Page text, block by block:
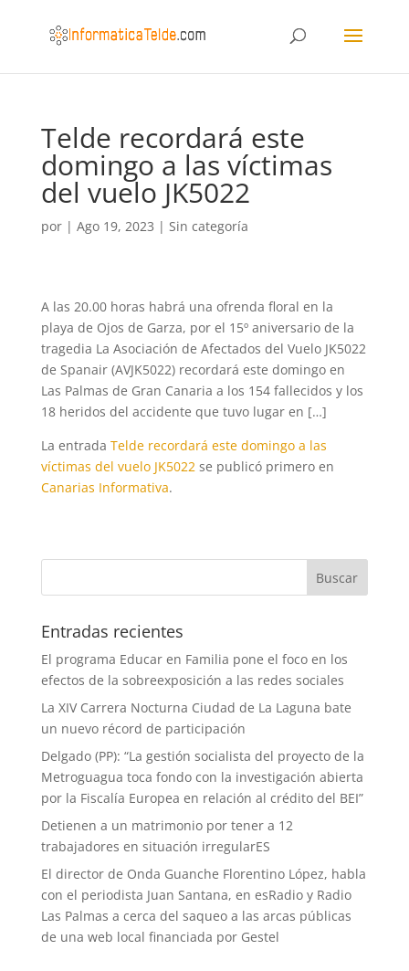
Telde recordará este
domingo a las víctimas
del vuelo JK5022
por | Ago 19, 2023 | Sin categoría
A las 20.00 horas habrá una ofrenda floral en la
playa de Ojos de Garza, por el 15º aniversario de la
tragedia La Asociación de Afectados del Vuelo JK5022
de Spanair (AVJK5022) recordará este domingo en
Las Palmas de Gran Canaria a los 154 fallecidos y los
18 heridos del accidente que tuvo lugar en […]
La entrada Telde recordará este domingo a las
víctimas del vuelo JK5022se publicó primero en
Canarias Informativa.
Entradas recientes
El programa Educar en Familia pone el foco en los
efectos de la sobreexposición a las redes sociales
La XIV Carrera Nocturna Ciudad de La Laguna bate
un nuevo récord de participación
Delgado (PP): “La gestión socialista del proyecto de la
Metroguagua toca fondo con la investigación abierta
por la Fiscalía Europea en relación al crédito del BEI”
Detienen a un matrimonio por tener a 12
trabajadores en situación irregularES
El director de Onda Guanche Florentino López, habla
con el periodista Juan Santana, en esRadio y Radio
Las Palmas a cerca del saqueo a las arcas públicas
de una web local financiada por Gestel